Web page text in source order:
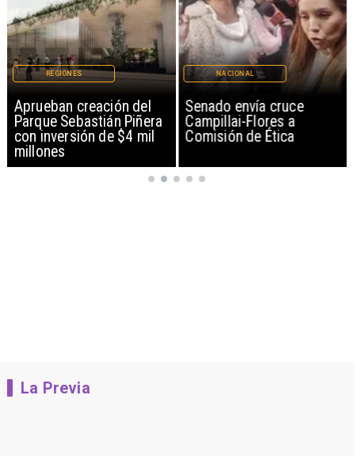
Aprueban creación del
Parque Sebastián Piñera
con inversión de $4 mil
millones
REGIONES
Senado envía cruce
Campillai-Flores a
Comisión de Ética
NACIONAL
La Previa